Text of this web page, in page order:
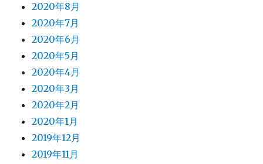
2020年8月
2020年7月
2020年6月
2020年5月
2020年4月
2020年3月
2020年2月
2020年1月
2019年12月
2019年11月